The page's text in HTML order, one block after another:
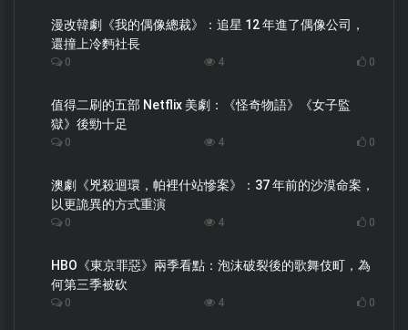
漫改韓劇《我的偶像總裁》：追星 12 年進了偶像公司，
還撞上冷麪社長
0 4 0
值得二刷的五部 Netflix 美劇：《怪奇物語》《女子監
獄》後勁十足
0 4 0
澳劇《兇殺迴環，帕裡什站慘案》：37 年前的沙漠命案，
以更詭異的方式重演
0 4 0
HBO《東京罪惡》兩季看點：泡沫破裂後的歌舞伎町，為
何第三季被砍
0 4 0